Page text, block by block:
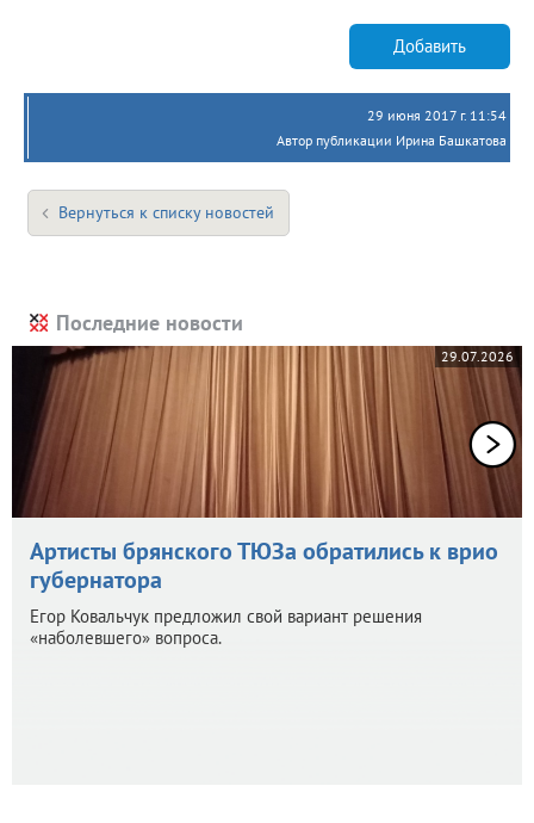
Добавить
29 июня 2017 г. 11:54
Автор публикации Ирина Башкатова
Вернуться к списку новостей
Последние новости
29.07.2026
Артисты брянского ТЮЗа обратились к врио
губернатора
Егор Ковальчук предложил свой вариант решения
«наболевшего» вопроса.